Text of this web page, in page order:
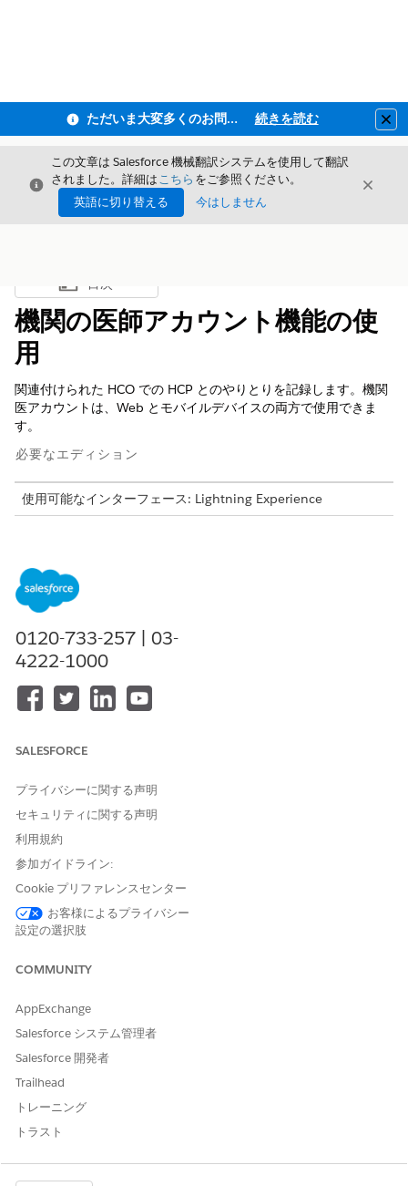
ただいま大変多くのお問い合わせをいただいており、ご連絡までにお時間を頂戴しております 続きを読む
閉じる
この文章は Salesforce 機械翻訳システムを使用して翻訳
されました。詳細はこちら をご参照ください。
英語に切り替える
今はしません
閉じる
目次を表示
目次
機関の医師アカウント機能の使
用
関連付けられた HCO での HCP とのやりとりを記録します。機関
医アカウントは、Web とモバイルデバイスの両方で使用できま
す。
必要なエディション
使用可能なインターフェース: Lightning Experience
Sciences Customer Engagement管理パッケージが付属する
Enterprise
アカウント作成のトリガー
HCP と HCO 間のリレーションを識別する場合は、提供者所属レ
コードを作成するか、既存の提供者所属レコードを更新して、[所
引先 (例: 東京大学病院 John Smith) が自動的に作成されます。
取引先の検索と特定
テリトリー内の適切な機関医アカウントを特定し、1 日の計画を
立てます。「高度な検索条件を使用した
み」を参照してください。
日次アクションの実行
標準活動を実行する機関医師の取引先を選択します。すべてのイ
問を記録し、インサイトの取得、医療問い合わせの追跡、評価の
て直接記録できます。「
エンゲージメント)」を参照してください。
はい いいえ
0120-733-257 | 03-
4222-1000
SALESFORCE
プライバシーに関する声明
セキュリティに関する声明
利用規約
参加ガイドライン:
Cookie プリファレンスセンター
お客様によるプライバシー
設定の選択肢
COMMUNITY
AppExchange
Salesforce システム管理者
Salesforce 開発者
Trailhead
トレーニング
トラスト